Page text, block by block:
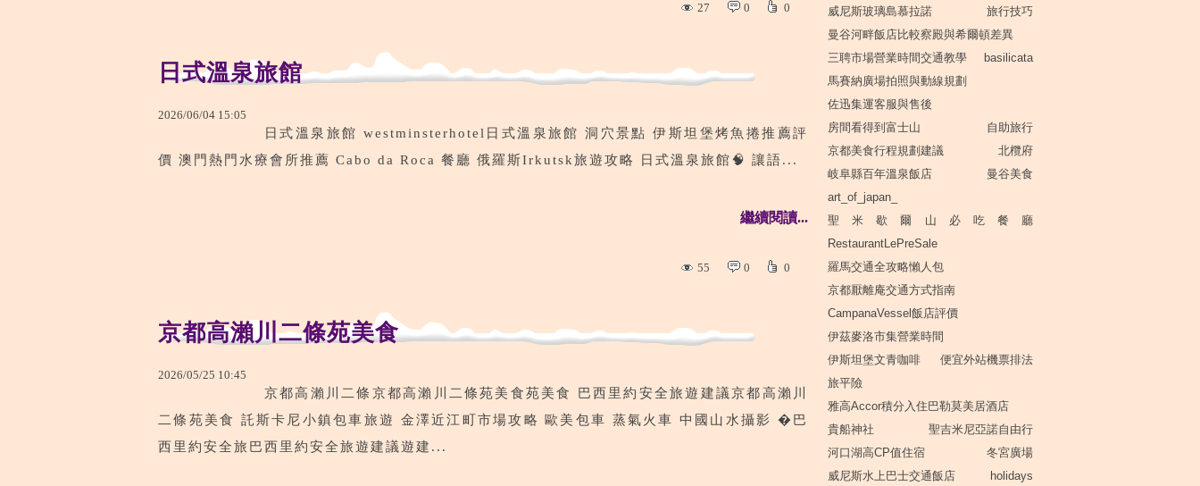
27 0 0
日式溫泉旅館
2026/06/04 15:05
日式溫泉旅館 westminsterhotel日式溫泉旅館 洞穴景點 伊斯坦堡烤魚捲推薦評
價 澳門熱門水療會所推薦 Cabo da Roca 餐廳 俄羅斯Irkutsk旅遊攻略 日式溫泉旅館🧠 讓語...
繼續閱讀...
55 0 0
京都高瀨川二條苑美食
2026/05/25 10:45
京都高瀨川二條京都高瀨川二條苑美食苑美食 巴西里約安全旅遊建議京都高瀨川
二條苑美食 託斯卡尼小鎮包車旅遊 金澤近江町市場攻略 歐美包車 蒸氣火車 中國山水攝影 �巴
西里約安全旅巴西里約安全旅遊建議遊建...
威尼斯玻璃島慕拉諾
旅行技巧
曼谷河畔飯店比較察殿與希爾頓差異
三聘市場營業時間交通教學
basilicata
馬賽納廣場拍照與動線規劃
佐迅集運客服與售後
房間看得到富士山
自助旅行
京都美食行程規劃建議
北欖府
岐阜縣百年溫泉飯店
曼谷美食
art_of_japan_
聖米歇爾山必吃餐廳
RestaurantLePreSale
羅馬交通全攻略懶人包
京都厭離庵交通方式指南
CampanaVessel飯店評價
伊茲麥洛市集營業時間
伊斯坦堡文青咖啡
便宜外站機票排法
旅平險
雅高Accor積分入住巴勒莫美居酒店
貴船神社
聖吉米尼亞諾自由行
河口湖高CP值住宿
冬宮廣場
威尼斯水上巴士交通飯店
holidays